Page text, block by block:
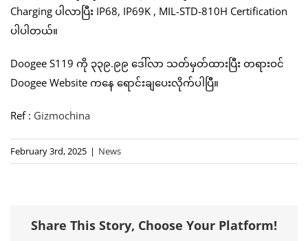
Charging ပါလာပြီး IP68, IP69K , MIL-STD-810H Certification
ပါပါတယ်။
Doogee S119 ကို ၃၃၉.၉၉ ဒေါ်လာ သတ်မှတ်ထားပြီး တရားဝင်
Doogee Website ကနေ ရောင်းချပေးလိုက်ပါပြီ။
Ref : Gizmochina
February 3rd, 2025 | News
Share This Story, Choose Your Platform!